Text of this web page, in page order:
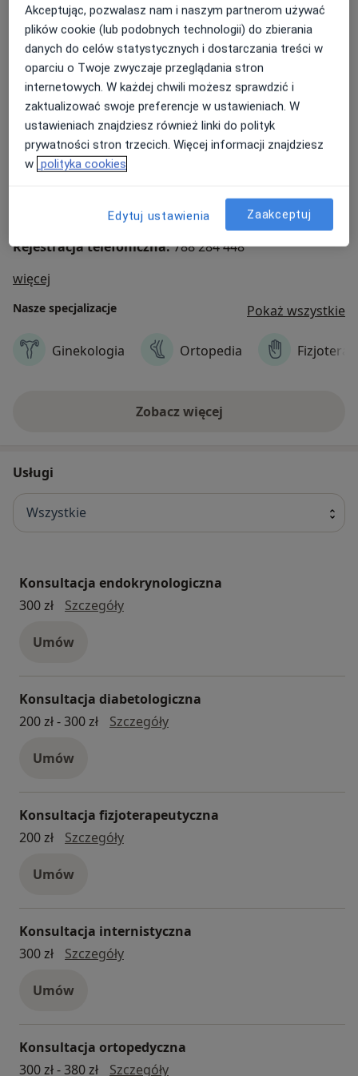
Dotychczasowy personel medyczny nadal przyjmuje
pacjentów pod tym samym adresem, co pozwala
zachować ciągłość leczenia.
Zapraszamy zarówno nowych pacjentów, jak i osoby,
które wcześniej korzystały z usług M-Klinik Centrum
Medycznego.
DM Clinic Centrum Medyczne
ul. Klemensa Janickiego 27/U63
w pobliżu szpitala przy ul. Unii Lubelskiej
Rejestracja telefoniczna:788 284 448
więcej
Nasze specjalizacje Pokaż wszystkie
Ginekologia Ortopedia
Zobacz więcej
Usługi
Wszystkie
Konsultacja endokrynologiczna
300 zł
SzczegółyKonsultacja endokrynologiczna
Umów
Konsultacja diabetologiczna
200 zł - 300 zł
Szczegółykonsultacja diabetologiczna
Umów
Konsultacja fizjoterapeutyczna
200 zł
Szczegółykonsultacja fizjoterapeutyczna
Umów
Konsultacja internistyczna
300 zł
Szczegółykonsultacja internistyczna
Umów
Konsultacja ortopedyczna
300 zł - 380 zł
Szczegółykonsultacja ortopedyczna
Akceptując, pozwalasz nam i naszym partnerom używać
plików cookie (lub podobnych technologii) do zbierania
danych do celów statystycznych i dostarczania treści w
oparciu o Twoje zwyczaje przeglądania stron
internetowych. W każdej chwili możesz sprawdzić i
zaktualizować swoje preferencje w ustawieniach. W
ustawieniach znajdziesz również linki do polityk
prywatności stron trzecich. Więcej informacji znajdziesz
w polityka cookies
Edytuj ustawienia Zaakceptuj